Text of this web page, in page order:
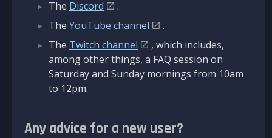
The Discord
.
The YouTube channel
.
The Twitch channel
, which includes,
among other things, a FAQ session on
Saturday and Sunday mornings from 10am
to 12pm.
Any advice for a new user?